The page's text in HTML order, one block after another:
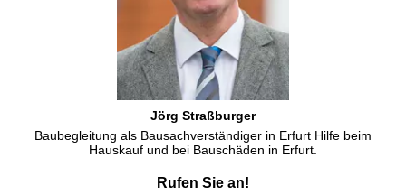
Jörg Straßburger
Baubegleitung als Bausachverständiger in Erfurt Hilfe beim
Hauskauf und bei Bauschäden in Erfurt.
Rufen Sie an!